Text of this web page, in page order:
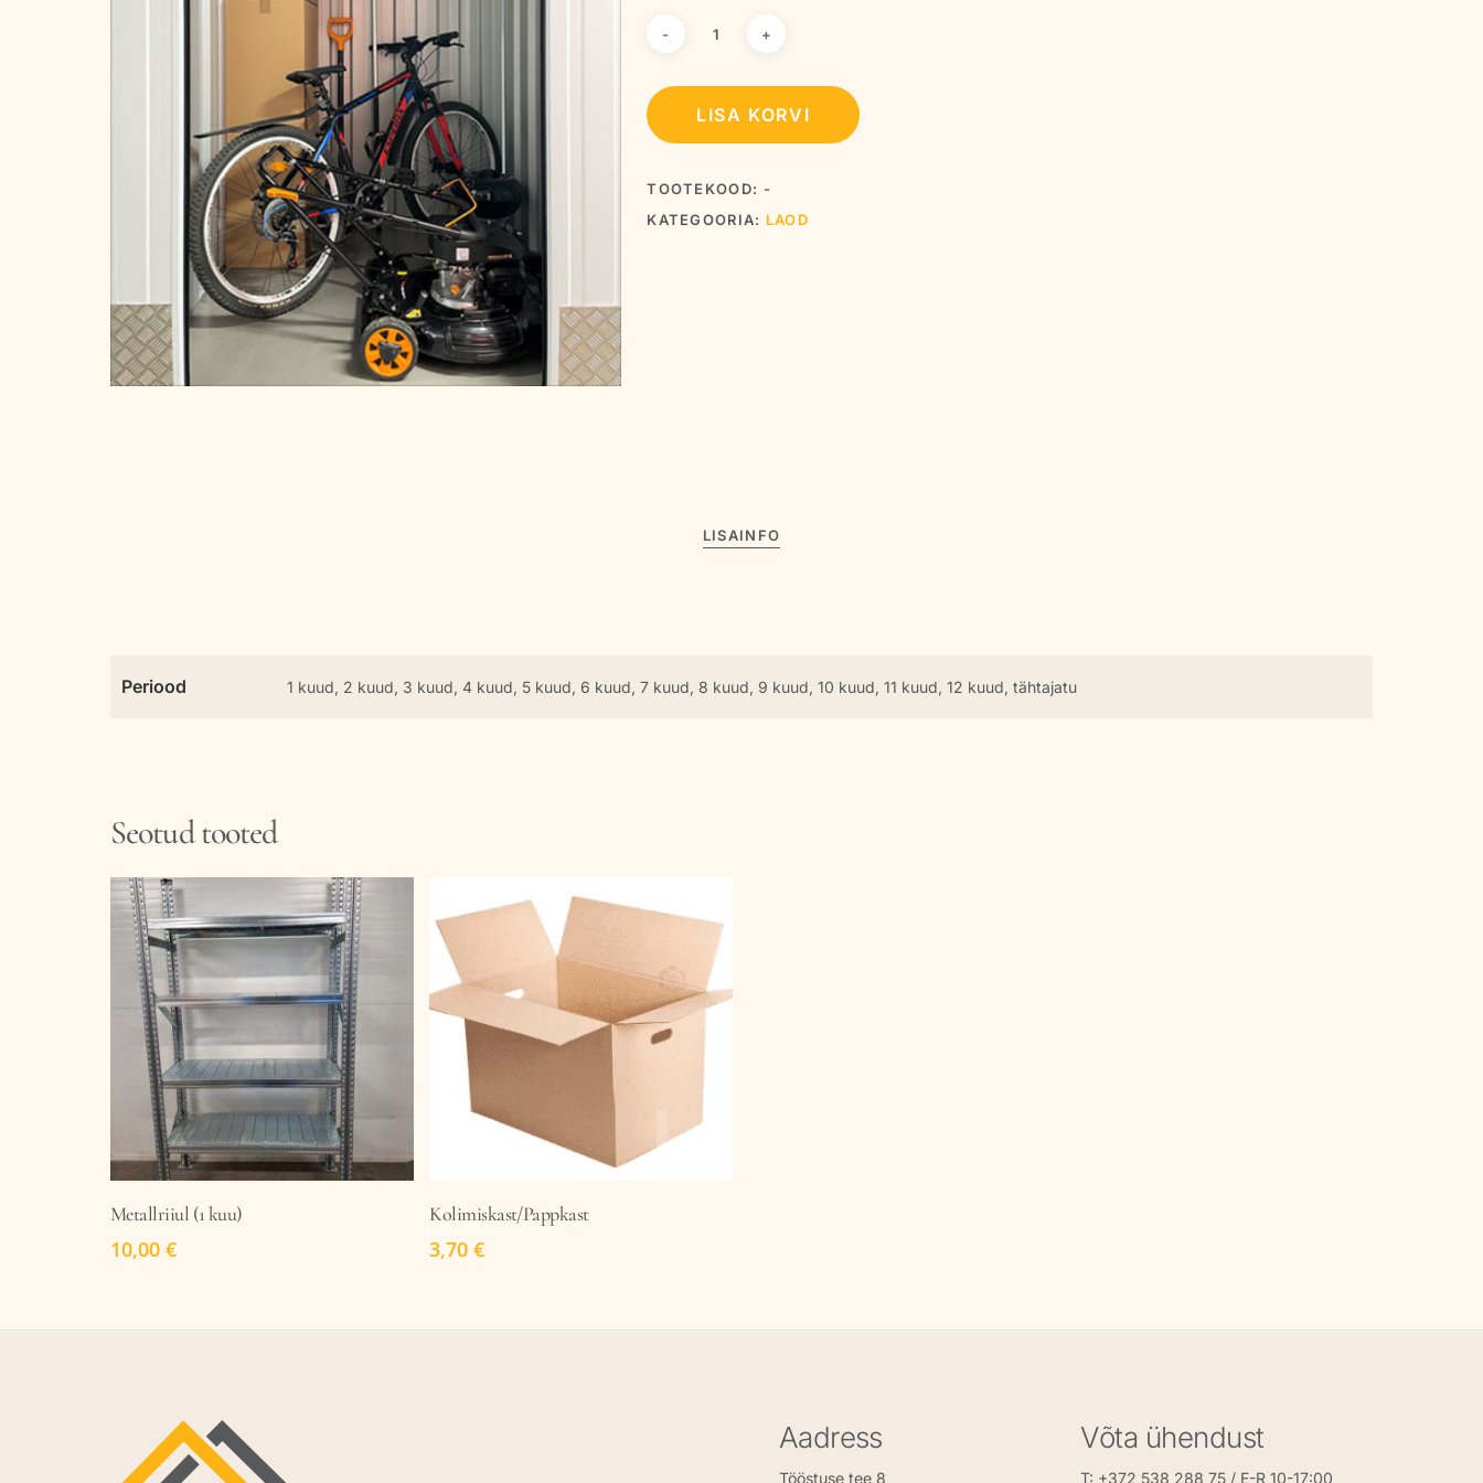
LISA KORVI
TOOTEKOOD: -
KATEGOORIA: LAOD
LISAINFO
Periood 1 kuud, 2 kuud, 3 kuud, 4 kuud, 5 kuud, 6 kuud, 7 kuud, 8 kuud, 9 kuud, 10 kuud, 11 kuud, 12 kuud, tähtajatu
Seotud tooted
LISA KORVI
Metallriiul (1 kuu)
10,00 €
LISA KORVI
Kolimiskast/Pappkast
3,70€
Aadress
Tööstuse tee 8
Võta ühendust
T: +372 538 288 75 / E-R 10-17:00